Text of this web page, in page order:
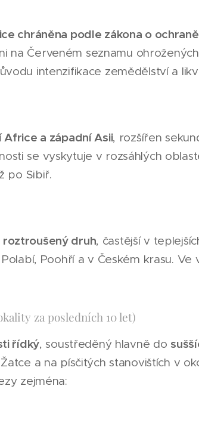
chráněna podle zákona o
na Červeném seznamu
intenzifikace zemědělství a
Africe a západní Asii, rozšířen
se vyskytuje v rozsáhlých
po Sibiř.
druh, častější v
Poohří a v Českém krasu. Ve
za posledních 10 let)
řídký, soustředěný hlavně do
a na písčitých stanovištích v
zejména: